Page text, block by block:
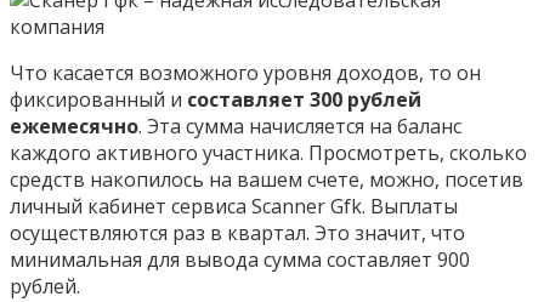
Что касается возможного уровня доходов, то он
фиксированный и составляет 300 рублей
ежемесячно. Эта сумма начисляется на баланс
каждого активного участника. Просмотреть, сколько
средств накопилось на вашем счете, можно, посетив
личный кабинет сервиса Scanner Gfk. Выплаты
осуществляются раз в квартал. Это значит, что
минимальная для вывода сумма составляет 900
рублей.